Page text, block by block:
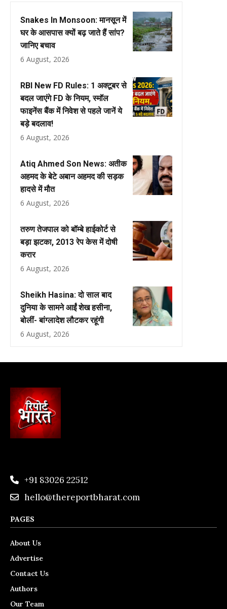
Snakes In Monsoon: मानसून में
घर के आसपास क्यों बढ़ जाते हैं सांप?
जानिए बचाव
6 August, 2026
RBI New FD Rules: 1 अक्टूबर से
बदल जाएंगे FD के नियम, स्मॉल
फाइनेंस बैंक में निवेश से पहले जानें ये
बड़े बदलाव!
6 August, 2026
Atiq Ahmed Son News: अतीक
अहमद के बेटे अबान अहमद की सड़क
हादसे में मौत
6 August, 2026
तरुण तेजपाल को बॉम्बे हाईकोर्ट से
बड़ा झटका, 2013 रेप केस में दोषी
करार
6 August, 2026
Sheikh Hasina: दो साल बाद
दुनिया के सामने आईं शेख हसीना,
बोलीं- बांग्लादेश लौटकर रहूंगी
6 August, 2026
+91 83026 22512
hello@thereportbharat.com
PAGES
About Us
Advertise
Contact Us
Authors
Our Team